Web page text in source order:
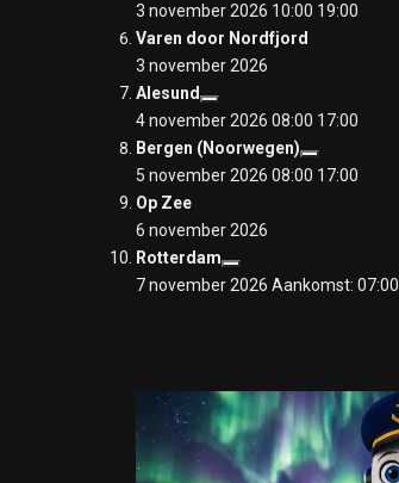
3 november 2026 10:00 19:00
Varen door Nordfjord
3 november 2026
Alesund
4 november 2026 08:00 17:00
Bergen (Noorwegen)
5 november 2026 08:00 17:00
Op Zee
6 november 2026
Rotterdam
7 november 2026 Aankomst: 07:00